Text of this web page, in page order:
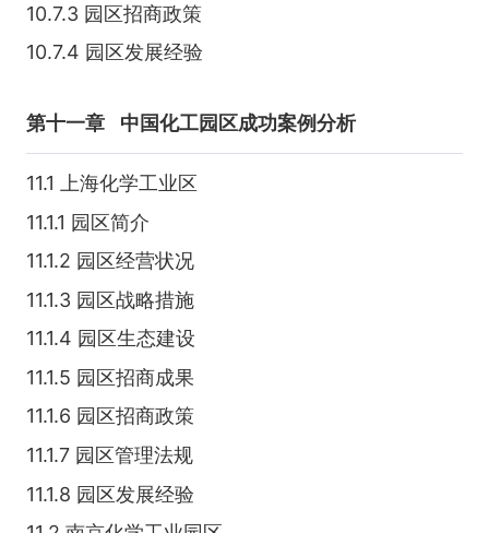
10.7.3 园区招商政策
10.7.4 园区发展经验
第十一章 中国化工园区成功案例分析
11.1 上海化学工业区
11.1.1 园区简介
11.1.2 园区经营状况
11.1.3 园区战略措施
11.1.4 园区生态建设
11.1.5 园区招商成果
11.1.6 园区招商政策
11.1.7 园区管理法规
11.1.8 园区发展经验